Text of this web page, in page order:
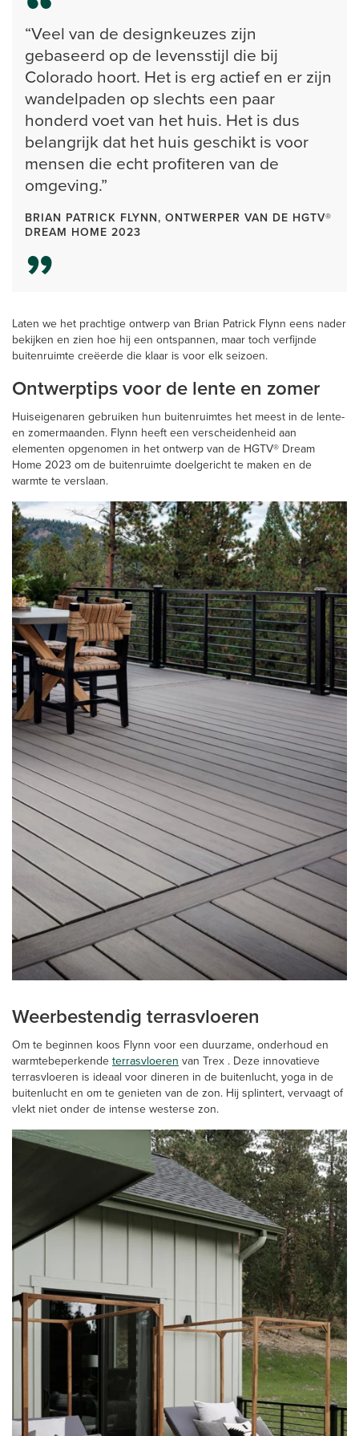
“Veel van de designkeuzes zijn
gebaseerd op de levensstijl die bij
Colorado hoort. Het is erg actief en er zijn
wandelpaden op slechts een paar
honderd voet van het huis. Het is dus
belangrijk dat het huis geschikt is voor
mensen die echt profiteren van de
omgeving.”
BRIAN PATRICK FLYNN, ONTWERPER VAN DE HGTV®
DREAM HOME 2023
Laten we het prachtige ontwerp van Brian Patrick Flynn eens nader
bekijken en zien hoe hij een ontspannen, maar toch verfijnde
buitenruimte creëerde die klaar is voor elk seizoen.
Ontwerptips voor de lente en zomer
Huiseigenaren gebruiken hun buitenruimtes het meest in de lente-
en zomermaanden. Flynn heeft een verscheidenheid aan
elementen opgenomen in het ontwerp van de HGTV® Dream
Home 2023 om de buitenruimte doelgericht te maken en de
warmte te verslaan.
Weerbestendig terrasvloeren
Om te beginnen koos Flynn voor een duurzame, onderhoud en
warmtebeperkendeterrasvloerenvan Trex . Deze innovatieve
terrasvloeren is ideaal voor dineren in de buitenlucht, yoga in de
buitenlucht en om te genieten van de zon. Hij splintert, vervaagt of
vlekt niet onder de intense westerse zon.